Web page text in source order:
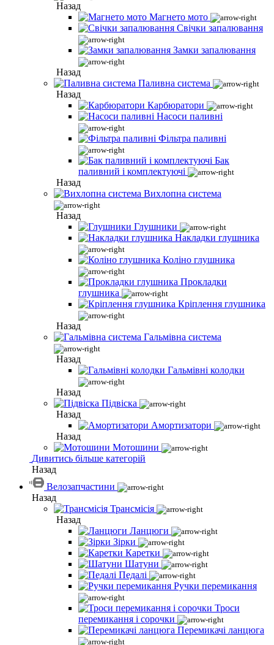
Назад
Магнето мото
Свічки запалювання
Замки запалювання
Назад
Паливна система
Назад
Карбюратори
Насоси паливні
Фільтра паливні
Бак
паливний і комплектуючі
Назад
Вихлопна система
Назад
Глушники
Накладки глушника
Коліно глушника
Прокладки
глушника
Кріплення глушника
Назад
Гальмівна система
Назад
Гальмівні колодки
Назад
Підвіска
Назад
Амортизатори
Назад
Мотошини
Дивитись більше категорій
Назад
Велозапчастини
Назад
Трансмісія
Назад
Ланцюги
Зірки
Каретки
Шатуни
Педалі
Ручки перемикання
Троси
перемикання і сорочки
Перемикачі ланцюга